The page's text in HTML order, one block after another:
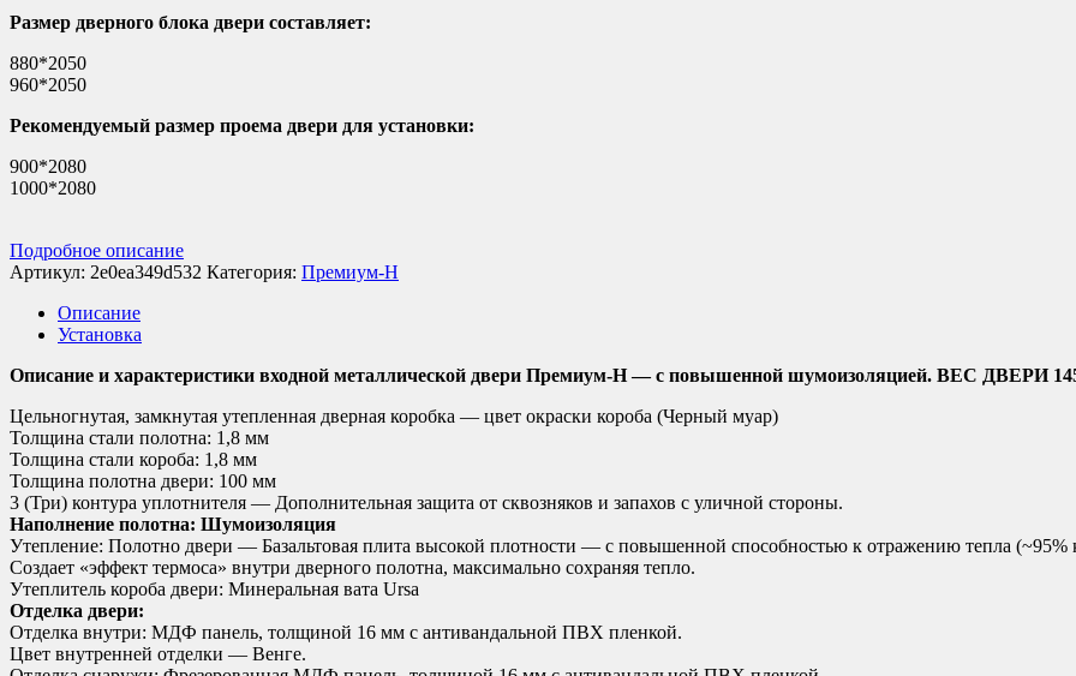
Размер дверного блока двери составляет:
880*2050
960*2050
Рекомендуемый размер проема двери для установки:
900*2080
1000*2080
Подробное описание
Артикул: 2e0ea349d532 Категория: Премиум-Н
Описание
Установка
Описание и характеристики входной металлической двери Премиум-Н — с повышенной шумоизоляцией. ВЕС ДВЕРИ
Цельногнутая, замкнутая утепленная дверная коробка — цвет окраски короба (Черный муар)
Толщина стали полотна: 1,8 мм
Толщина стали короба: 1,8 мм
Толщина полотна двери: 100 мм
3 (Три) контура уплотнителя — Дополнительная защита от сквозняков и запахов с уличной стороны.
Наполнение полотна: Шумоизоляция
Утепление: Полотно двери — Базальтовая плита высокой плотности — с повышенной способностью к отражению тепла (~95%
Создает «эффект термоса» внутри дверного полотна, максимально сохраняя тепло.
Утеплитель короба двери: Минеральная вата Ursa
Отделка двери:
Отделка внутри: МДФ панель, толщиной 16 мм с антивандальной ПВХ пленкой.
Цвет внутренней отделки — Венге.